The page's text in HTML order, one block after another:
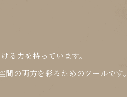
る力を持っています。
間の両方を彩るためのツールです。